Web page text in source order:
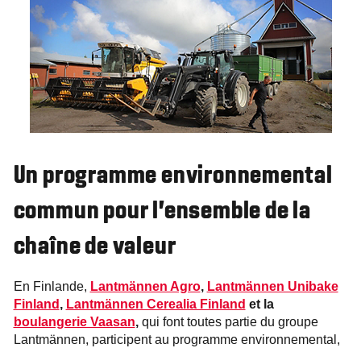
Un programme environnemental
commun pour l'ensemble de la
chaîne de valeur
En Finlande, Lantmännen Agro, Lantmännen Unibake
Finland , Lantmännen Cerealia Finland et la
boulangerie Vaasan,qui font toutes partie du groupe
Lantmännen, participent au programme environnemental,